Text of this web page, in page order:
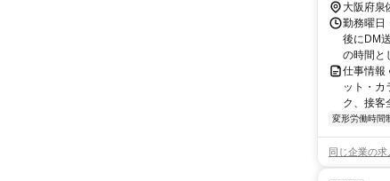
大阪府泉
勤務曜日
後にDM
の時間と
仕事情報
ット・
ク、接客
変形労働時間
同じ企業の求